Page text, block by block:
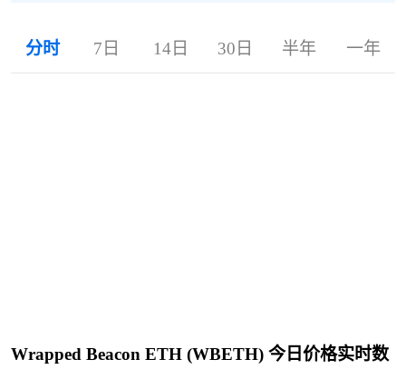
分时 7日 14日 30日 半年 一年
Wrapped Beacon ETH (WBETH) 今日价格实时数